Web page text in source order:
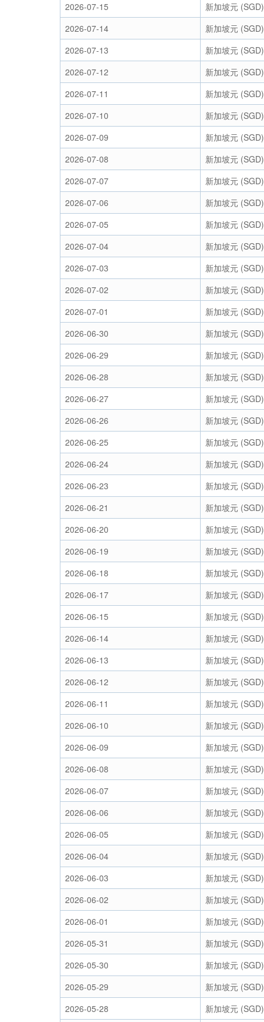
2026-07-15
新加坡元 (SGD)
2026-07-14
新加坡元 (SGD)
2026-07-13
新加坡元 (SGD)
2026-07-12
新加坡元 (SGD)
2026-07-11
新加坡元 (SGD)
2026-07-10
新加坡元 (SGD)
2026-07-09
新加坡元 (SGD)
2026-07-08
新加坡元 (SGD)
2026-07-07
新加坡元 (SGD)
2026-07-06
新加坡元 (SGD)
2026-07-05
新加坡元 (SGD)
2026-07-04
新加坡元 (SGD)
2026-07-03
新加坡元 (SGD)
2026-07-02
新加坡元 (SGD)
2026-07-01
新加坡元 (SGD)
2026-06-30
新加坡元 (SGD)
2026-06-29
新加坡元 (SGD)
2026-06-28
新加坡元 (SGD)
2026-06-27
新加坡元 (SGD)
2026-06-26
新加坡元 (SGD)
2026-06-25
新加坡元 (SGD)
2026-06-24
新加坡元 (SGD)
2026-06-23
新加坡元 (SGD)
2026-06-21
新加坡元 (SGD)
2026-06-20
新加坡元 (SGD)
2026-06-19
新加坡元 (SGD)
2026-06-18
新加坡元 (SGD)
2026-06-17
新加坡元 (SGD)
2026-06-15
新加坡元 (SGD)
2026-06-14
新加坡元 (SGD)
2026-06-13
新加坡元 (SGD)
2026-06-12
新加坡元 (SGD)
2026-06-11
新加坡元 (SGD)
2026-06-10
新加坡元 (SGD)
2026-06-09
新加坡元 (SGD)
2026-06-08
新加坡元 (SGD)
2026-06-07
新加坡元 (SGD)
2026-06-06
新加坡元 (SGD)
2026-06-05
新加坡元 (SGD)
2026-06-04
新加坡元 (SGD)
2026-06-03
新加坡元 (SGD)
2026-06-02
新加坡元 (SGD)
2026-06-01
新加坡元 (SGD)
2026-05-31
新加坡元 (SGD)
2026-05-30
新加坡元 (SGD)
2026-05-29
新加坡元 (SGD)
2026-05-28
新加坡元 (SGD)